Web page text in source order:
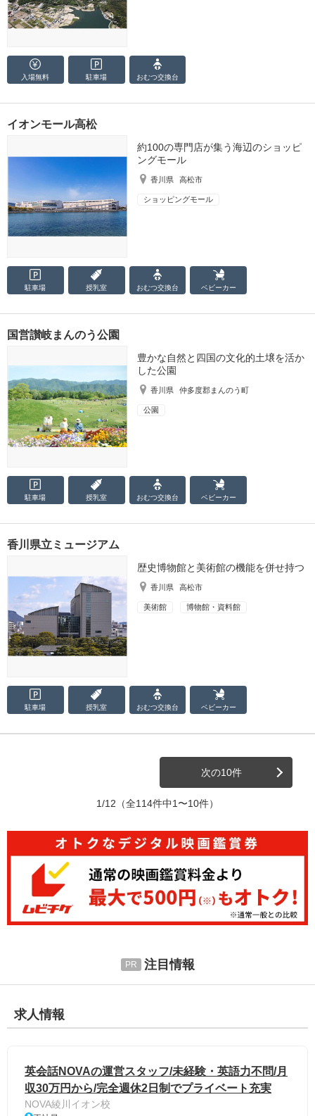
入場無料 駐車場 おむつ交換台
イオンモール高松
約100の専門店が集う海辺のショッピ
ングモール
香川県 高松市
ショッピングモール
駐車場 授乳室 おむつ交換台 ベビーカー
国営讃岐まんのう公園
豊かな自然と四国の文化的土壌を活か
した公園
香川県 仲多度郡まんのう町
公園
駐車場 授乳室 おむつ交換台 ベビーカー
香川県立ミュージアム
歴史博物館と美術館の機能を併せ持つ
香川県 高松市
美術館 博物館・資料館
駐車場 授乳室 おむつ交換台 ベビーカー
次の10件
1/12 （全114件中1〜10件）
注目情報
求人情報
英会話NOVAの運営スタッフ/未経験・英語力不問/月
収30万円から/完全週休2日制でプライベート充実
NOVA綾川イオン校